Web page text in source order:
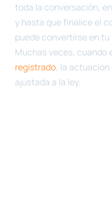
toda la conversación,
y hasta que finalice el
puede convertirse en
Muchas veces, cuando
registrado, la
ajustada a la ley.